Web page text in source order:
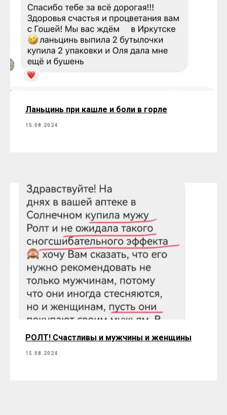
Ланьцинь при кашле и боли в горле
15.08.2024
РОЛТ! Счастливы и мужчины и женщины
15.08.2024